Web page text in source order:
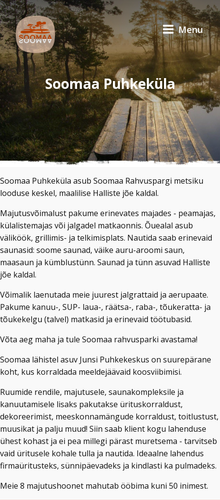
Menu
Soomaa Puhkeküla
Soomaa Puhkeküla asub Soomaa Rahvuspargi metsiku
looduse keskel, maalilise Halliste jõe kaldal.
Majutusvõimalust pakume erinevates majades - peamajas,
külalistemajas või jalgadel matkaonnis. Õuealal asub
väliköök, grillimis- ja telkimisplats. Nautida saab erinevaid
saunasid: soome saunad, väike auru-aroomi saun,
maasaun ja kümblustünn. Saunad ja tünn asuvad Halliste
jõe kaldal.
Võimalik laenutada meie juurest jalgrattaid ja aerupaate.
Pakume kanuu-, SUP- laua-, räätsa-, raba-, tõukeratta- ja
tõukekelgu (talvel) matkasid ja erinevaid töötubasid.
Võta aeg maha ja tule Soomaa rahvusparki avastama!
Soomaa lähistel asuv Junsi Puhkekeskus on suurepärane
koht, kus korraldada meeldejäävaid koosviibimisi.
Ruumide rendile, majutusele, saunakompleksile ja
kanuutamisele lisaks pakutakse ürituskorraldust,
dekoreerimist, meeskonnamängude korraldust, toitlustust,
muusikat ja palju muud! Siin saab klient kogu lahenduse
ühest kohast ja ei pea millegi pärast muretsema - tarvitseb
vaid üritusele kohale tulla ja nautida. Ideaalne lahendus
firmaüritusteks, sünnipäevadeks ja kindlasti ka pulmadeks.
Meie 8 majutushoonet mahutab ööbima kuni 50 inimest.